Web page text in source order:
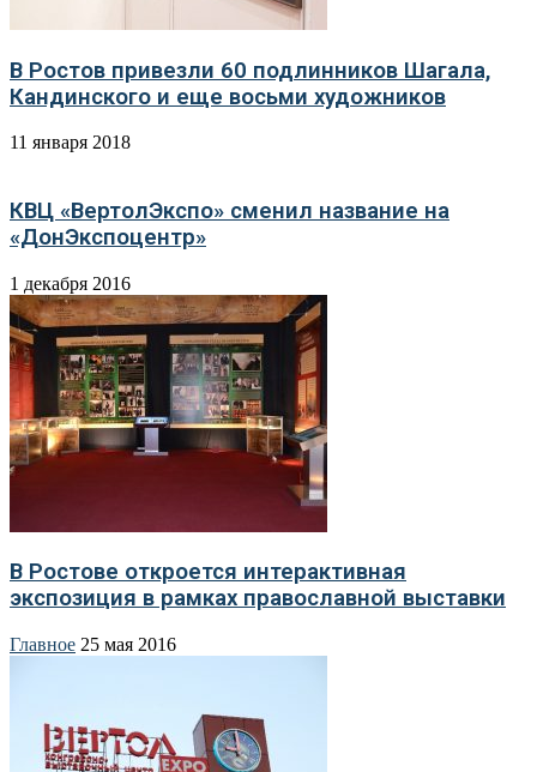
В Ростов привезли 60 подлинников Шагала,
Кандинского и еще восьми художников
11 января 2018
КВЦ «ВертолЭкспо» сменил название на
«ДонЭкспоцентр»
1 декабря 2016
В Ростове откроется интерактивная
экспозиция в рамках православной выставки
Главное 25 мая 2016